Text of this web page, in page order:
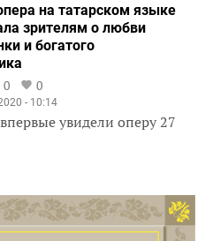
на татарском языке
зрителям о любви
и богатого
0 0
- 10:14
увидели оперу 27